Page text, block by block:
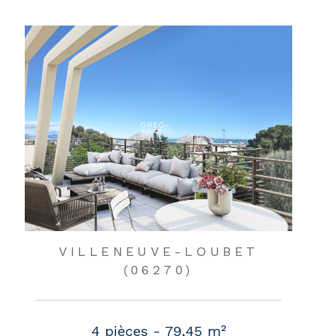
VILLENEUVE-LOUBET
(06270)
4 pièces - 79,45 m²